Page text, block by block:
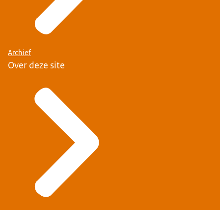
Archief
Over deze site